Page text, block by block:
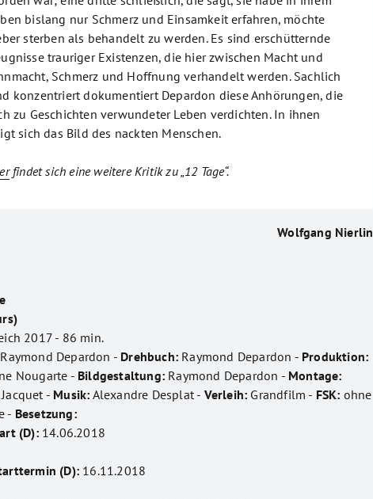
bislang nur Schmerz und Einsamkeit erfahren, möchte
sterben als behandelt zu werden. Es sind erschütternde
trauriger Existenzen, die hier zwischen Macht und
Schmerz und Hoffnung verhandelt werden. Sachlich
konzentriert dokumentiert Depardon diese Anhörungen, die
zu Geschichten verwundeter Leben verdichten. In ihnen
sich das Bild des nackten Menschen.
findet sich eine weitere Kritik zu „12 Tage“.
Wolfgang Nierlin
2017 - 86 min.
Raymond Depardon - Drehbuch: Raymond Depardon - Produktion:
Nougarte - Bildgestaltung: Raymond Depardon - Montage:
- Musik: Alexandre Desplat - Verleih: Grandfilm - FSK: ohne
- Besetzung:
(D):14.06.2018
(D): 16.11.2018